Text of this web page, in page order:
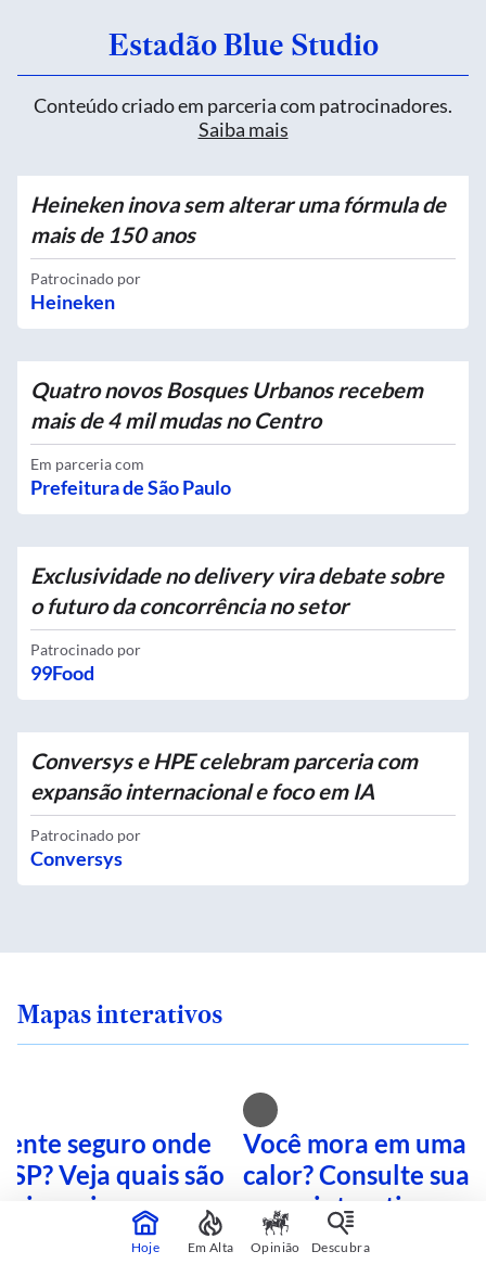
Estadão Blue Studio
Conteúdo criado em parceria com patrocinadores.
Saiba mais
Heineken inova sem alterar uma fórmula de
mais de 150 anos
Patrocinado por
Heineken
Quatro novos Bosques Urbanos recebem
mais de 4 mil mudas no Centro
Em parceria com
Prefeitura de São Paulo
Exclusividade no delivery vira debate sobre
o futuro da concorrência no setor
Patrocinado por
99Food
Conversys e HPE celebram parceria com
expansão internacional e foco em IA
Patrocinado por
Conversys
Mapas interativos
seguro onde
SP? Veja quais são
perigosas
Você mora em uma
calor? Consulte sua
mapa interativo
Hoje Em Alta Opinião Descubra